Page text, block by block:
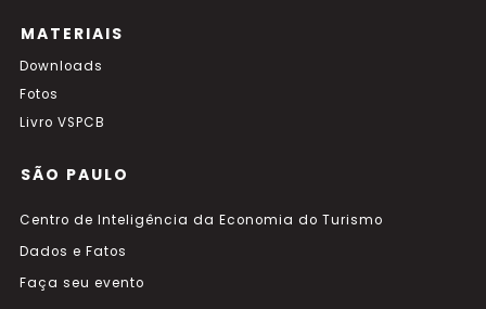
MATERIAIS
Downloads
Fotos
Livro VSPCB
SÃO PAULO
Centro de Inteligência da Economia do Turismo
Dados e Fatos
Faça seu evento